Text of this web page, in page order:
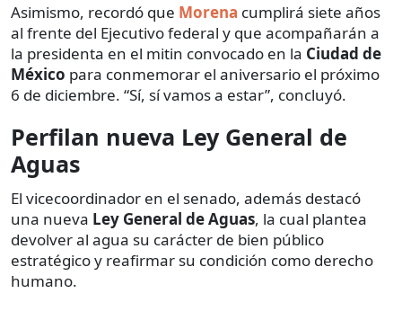
Asimismo, recordó que Morena cumplirá siete años
al frente del Ejecutivo federal y que acompañarán a
la presidenta en el mitin convocado en la Ciudad de
México para conmemorar el aniversario el próximo
6 de diciembre. “Sí, sí vamos a estar”, concluyó.
Perfilan nueva Ley General de
Aguas
El vicecoordinador en el senado, además destacó
una nueva Ley General de Aguas, la cual plantea
devolver al agua su carácter de bien público
estratégico y reafirmar su condición como derecho
humano.